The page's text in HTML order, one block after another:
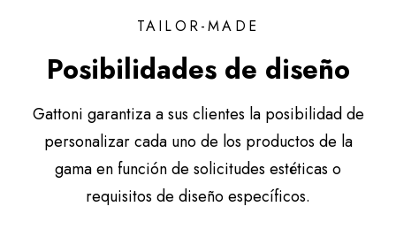
TAILOR-MADE
Posibilidades de diseño
Gattoni garantiza a sus clientes la posibilidad de
personalizar cada uno de los productos de la
gama en función de solicitudes estéticas o
requisitos de diseño específicos.